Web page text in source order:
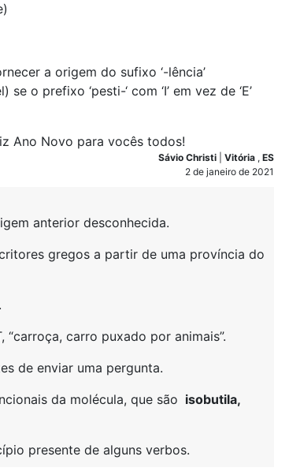
a origem do sufixo ‘-lência’
o prefixo ‘pesti-‘ com ‘I’ em vez de ‘E’
Ano Novo para vocês todos!
Sávio Christi Vitória , ES
2 de janeiro de 2021
anterior desconhecida.
gregos a partir de uma província do
“carroça, carro puxado por animais”.
de enviar uma pergunta.
da molécula, que são isobutila,
presente de alguns verbos.